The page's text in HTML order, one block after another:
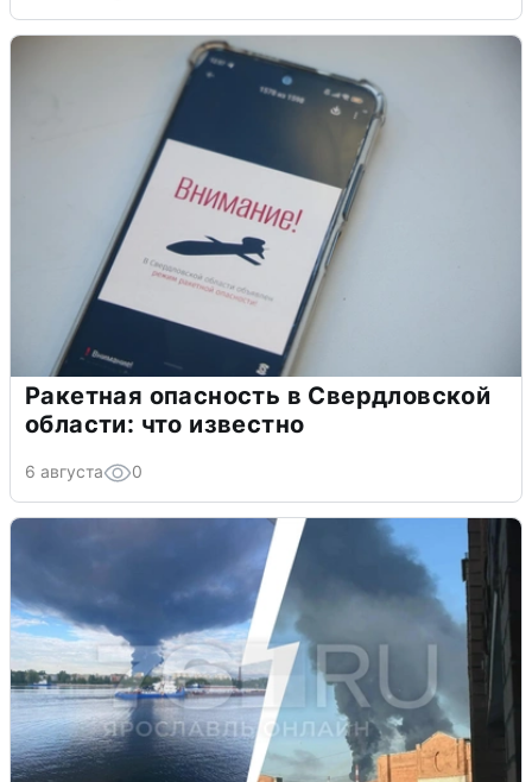
Ракетная опасность в Свердловской
области: что известно
6 августа 0